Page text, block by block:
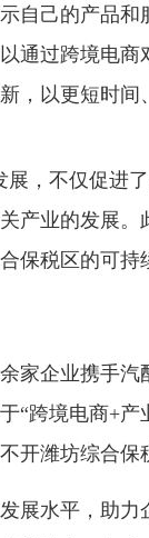
自己的产品和
通过跨境电
，以更短时间
，不仅促进了
产业的发展。
保税区的可持
企业携手汽
“跨境电商+
开潍坊综合保
水平，助力